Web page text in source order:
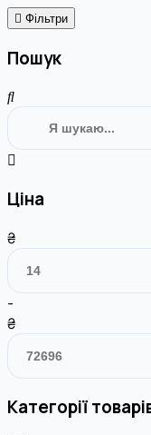
Фільтри
Пошук
Ціна
₴
-
₴
Категорії